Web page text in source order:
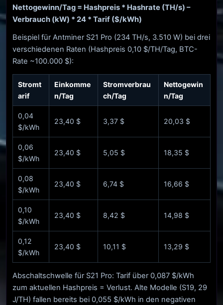
Nettogewinn/Tag = Hashpreis * Hashrate (TH/s) –
Verbrauch (kW) * 24 * Tarif ($/kWh)
Beispiel für Antminer S21 Pro (234 TH/s, 3.510 W) bei drei
verschiedenen Raten (Hashpreis 0,10 $/TH/Tag, BTC-
Rate ~100.000 $):
Stromt
arif
Einkomme
n/Tag
Stromverbrau
ch/Tag
Nettogewin
n/Tag
0,04
$/kWh
23,40 $ 3,37 $ 20,03 $
0,06
$/kWh
23,40 $ 5,05 $ 18,35 $
0,08
$/kWh
23,40 $ 6,74 $ 16,66 $
0,10
$/kWh
23,40 $ 8,42 $ 14,98 $
0,12
$/kWh
23,40 $ 10,11 $ 13,29 $
Abschaltschwelle für S21 Pro: Tarif über 0,087 $/kWh
zum aktuellen Hashpreis = Verlust. Alte Modelle (S19, 29
J/TH) fallen bereits bei 0,055 $/kWh in den negativen